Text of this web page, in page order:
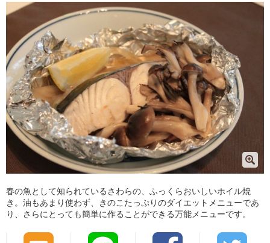
春の魚として知られているさわらの、ふっくらおいしいホイル焼
き。油もあまり使わず、きのこたっぷりのダイエットメニューであ
り、さらにとっても簡単に作ることができる万能メニューです。